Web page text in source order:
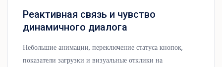
Реактивная связь и чувство
динамичного диалога
Небольшие анимации, переключение статуса кнопок,
показатели загрузки и визуальные отклики на